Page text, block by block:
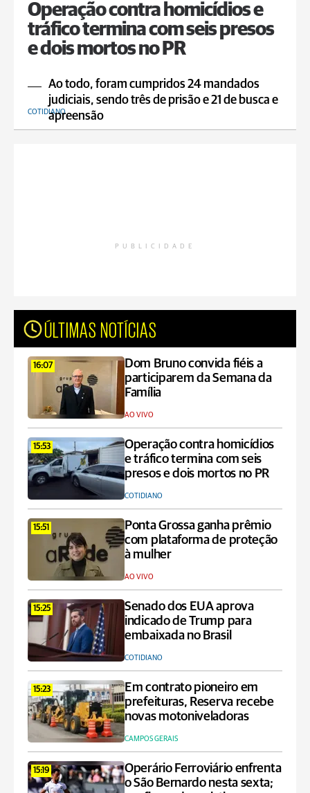
Operação contra homicídios e
tráfico termina com seis presos
e dois mortos no PR
Ao todo, foram cumpridos 24 mandados
judiciais, sendo três de prisão e 21 de busca e
apreensão
COTIDIANO
PUBLICIDADE
ÚLTIMAS NOTÍCIAS
16:07
Dom Bruno convida fiéis a
participarem da Semana da
Família
AO VIVO
15:53
Operação contra homicídios
e tráfico termina com seis
presos e dois mortos no PR
COTIDIANO
15:51
Ponta Grossa ganha prêmio
com plataforma de proteção
à mulher
AO VIVO
15:25
Senado dos EUA aprova
indicado de Trump para
embaixada no Brasil
COTIDIANO
15:23
Em contrato pioneiro em
prefeituras, Reserva recebe
novas motoniveladoras
CAMPOS GERAIS
15:19
Operário Ferroviário enfrenta
o São Bernardo nesta sexta;